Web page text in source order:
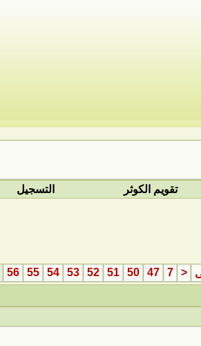
تقويم الكوثر التسجيل
<
7
47
50
51
52
53
54
55
56